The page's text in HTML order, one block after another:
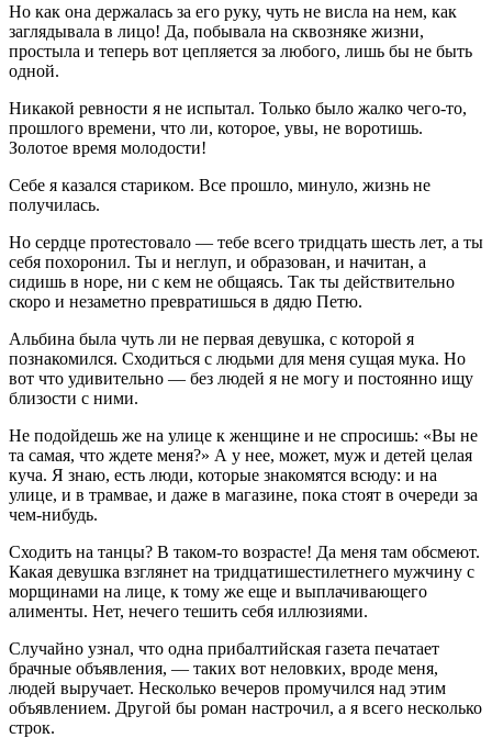
Но как она держалась за его руку, чуть не висла на нем, как
заглядывала в лицо! Да, побывала на сквозняке жизни,
простыла и теперь вот цепляется за любого, лишь бы не быть
одной.
Никакой ревности я не испытал. Только было жалко чего-то,
прошлого времени, что ли, которое, увы, не воротишь.
Золотое время молодости!
Себе я казался стариком. Все прошло, минуло, жизнь не
получилась.
Но сердце протестовало — тебе всего тридцать шесть лет, а ты
себя похоронил. Ты и неглуп, и образован, и начитан, а
сидишь в норе, ни с кем не общаясь. Так ты действительно
скоро и незаметно превратишься в дядю Петю.
Альбина была чуть ли не первая девушка, с которой я
познакомился. Сходиться с людьми для меня сущая мука. Но
вот что удивительно — без людей я не могу и постоянно ищу
близости с ними.
Не подойдешь же на улице к женщине и не спросишь: «Вы не
та самая, что ждете меня?» А у нее, может, муж и детей целая
куча. Я знаю, есть люди, которые знакомятся всюду: и на
улице, и в трамвае, и даже в магазине, пока стоят в очереди за
чем-нибудь.
Сходить на танцы? В таком-то возрасте! Да меня там обсмеют.
Какая девушка взглянет на тридцатишестилетнего мужчину с
морщинами на лице, к тому же еще и выплачивающего
алименты. Нет, нечего тешить себя иллюзиями.
Случайно узнал, что одна прибалтийская газета печатает
брачные объявления, — таких вот неловких, вроде меня,
людей выручает. Несколько вечеров промучился над этим
объявлением. Другой бы роман настрочил, а я всего несколько
строк.